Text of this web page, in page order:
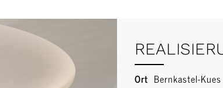
Ort Bernkastel-